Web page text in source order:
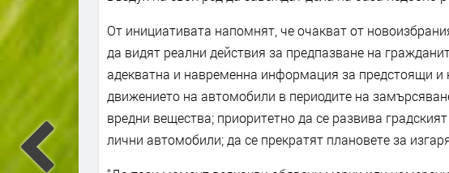
От инициативата напомнят, че очакват от
да видят реални действия за предпазване на
адекватна и навременна информация за предстоящи
движението на автомобили в периодите на
вредни вещества; приоритетно да се развива
лични автомобили; да се прекратят плановете за